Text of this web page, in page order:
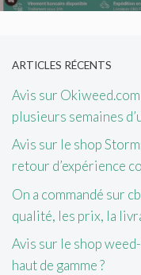
ARTICLES RÉCENTS
Avis sur
plusieurs semaines
Avis sur le shop
retour d’expérience
On a commandé sur
qualité, les prix, la
Avis sur le shop
haut de gamme ?